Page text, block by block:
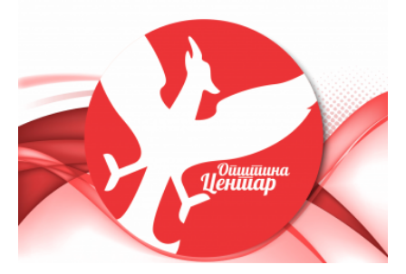
педесетгодишнината
основното
училиште
„Јохан
Песталоци“
–
Општина
Центар
со